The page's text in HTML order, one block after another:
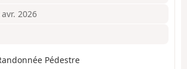
2026
Pédestre